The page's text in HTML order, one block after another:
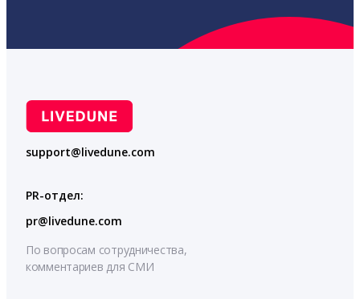
support@livedune.com
PR-отдел:
pr@livedune.com
По вопросам сотрудничества,
комментариев для СМИ